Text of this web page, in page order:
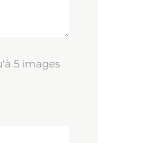
5 images